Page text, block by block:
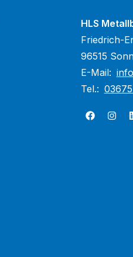
HLS
Friedrich-
96515
E-Mail:
Tel.: